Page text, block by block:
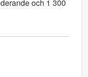
och 1 300